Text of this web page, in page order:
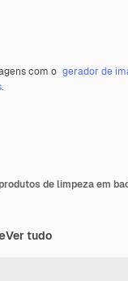
com o gerador de
.
de limpeza em
Ver tudo